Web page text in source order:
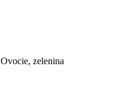
Ovocie, zelenina